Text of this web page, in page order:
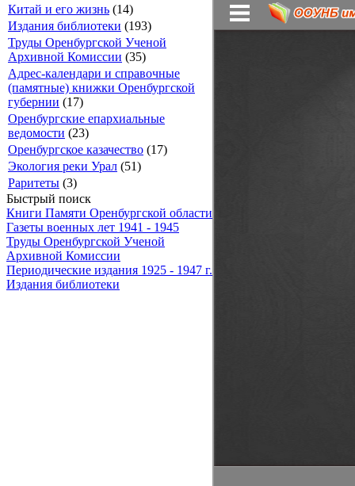
Китай и его жизнь (14)
Издания библиотеки (193)
Труды Оренбургской Ученой
Архивной Комиссии (35)
Адрес-календари и справочные
(памятные) книжки Оренбургской
губернии (17)
Оренбургские епархиальные
ведомости (23)
Оренбургское казачество (17)
Экология реки Урал (51)
Раритеты (3)
Быстрый поиск
Книги Памяти Оренбургской области
Газеты военных лет 1941 - 1945
Труды Оренбургской Ученой
Архивной Комиссии
Периодические издания 1925 - 1947 г.
Издания библиотеки